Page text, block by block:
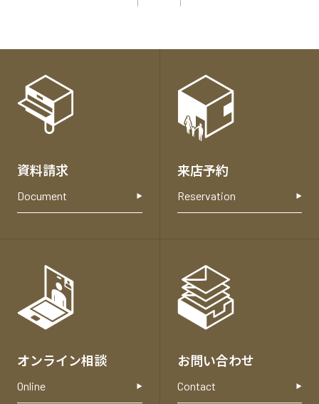
資料請求
Document
来店予約
Reservation
オンライン相談
Online
お問い合わせ
Contact